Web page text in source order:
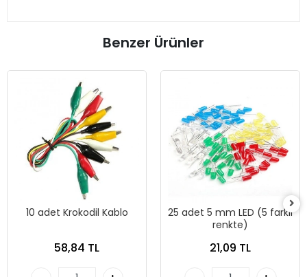
Benzer Ürünler
10 adet Krokodil Kablo
58,84 TL
25 adet 5 mm LED (5 farklı
renkte)
21,09 TL